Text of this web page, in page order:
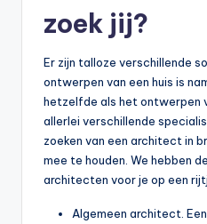
zoek jij?
Er zijn talloze verschillende
ontwerpen van een huis is
hetzelfde als het ontwerpen
allerlei verschillende
zoeken van een architect in
mee te houden. We hebben
architecten voor je op een
Algemeen architect.